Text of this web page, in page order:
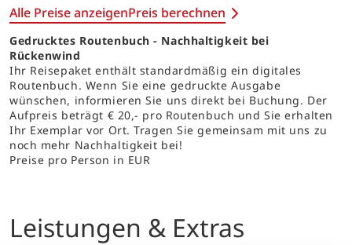
Alle Preise anzeigenPreis berechnen
Gedrucktes Routenbuch - Nachhaltigkeit bei
Rückenwind
Ihr Reisepaket enthält standardmäßig ein digitales
Routenbuch. Wenn Sie eine gedruckte Ausgabe
wünschen, informieren Sie uns direkt bei Buchung. Der
Aufpreis beträgt € 20,- pro Routenbuch und Sie erhalten
Ihr Exemplar vor Ort. Tragen Sie gemeinsam mit uns zu
noch mehr Nachhaltigkeit bei!
Preise pro Person in EUR
Leistungen & Extras